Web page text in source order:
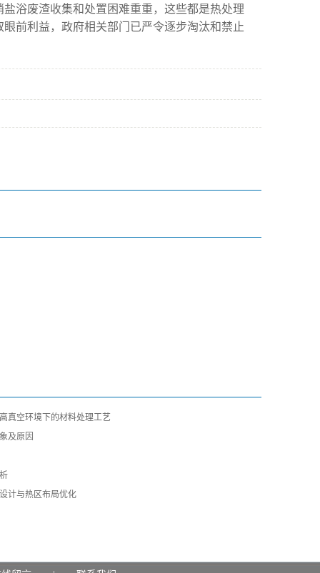
浴废渣收集和处置困难重重，这些都是热处理
前利益，政府相关部门已严令逐步淘汰和禁止
真空环境下的材料处理工艺
及原因
计与热区布局优化